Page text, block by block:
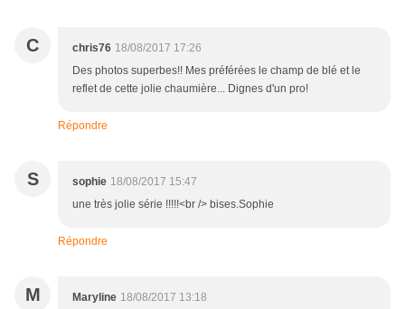
C chris76 18/08/2017 17:26
Des photos superbes!! Mes préférées le champ de blé et le
reflet de cette jolie chaumière... Dignes d'un pro!
Répondre
S sophie 18/08/2017 15:47
une très jolie série !!!!!<br /> bises.Sophie
Répondre
M Maryline 18/08/2017 13:18